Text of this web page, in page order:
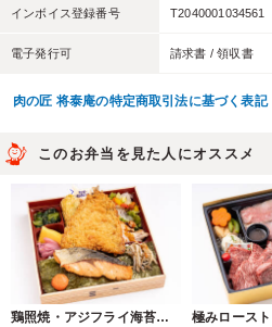
インボイス登録番号 T2040001034561
電子発行可 請求書 / 領収書
肉の匠 将泰庵の特定商取引法に基づく表記
このお弁当を見た人にオススメ
鶏照焼・アジフライ海苔幕の内重